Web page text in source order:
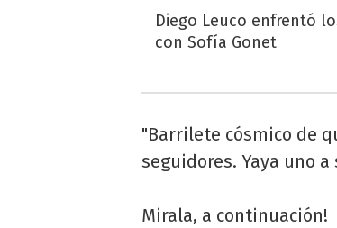
Diego Leuco enfrentó
con Sofía Gonet
"Barrilete cósmico de
seguidores. Yaya uno a
Mirala, a continuación!